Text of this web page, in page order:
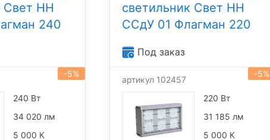
Свет НН
240
-5%
240 Вт
34 020 лм
5 000 К
светильник Свет НН
ССдУ 01 Флагман 220
Под заказ
-5%
артикул 102457
220 Вт
31 185 лм
5 000 К